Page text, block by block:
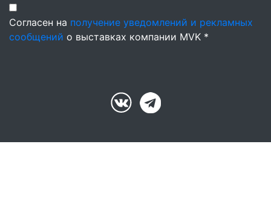
Согласен на получение уведомлений и рекламных
сообщений о выставках компании MVK *